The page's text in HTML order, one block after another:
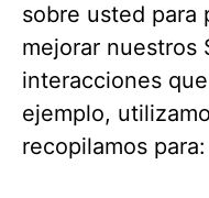
sobre usted para
mejorar nuestros
interacciones
ejemplo,
recopilamos para: